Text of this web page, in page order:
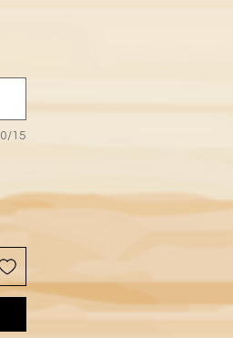
0/15